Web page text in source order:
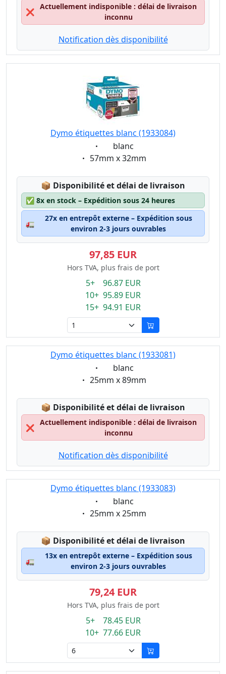
❌
Actuellement indisponible : délai de livraison
inconnu
Notification dès disponibilité
Dymo étiquettes blanc (1933084)
Eigenschaft:
blanc
Eigenschaft:
57mm x 32mm
📦 Lagerstatus:
Disponibilité et délai de livraison
✅ 8x en stock – Expédition sous 24 heures
🚛
27x en entrepôt externe – Expédition sous
environ 2-3 jours ouvrables
97,85 EUR
Hors TVA, plus frais de port
5+ 96.87 EUR
10+ 95.89 EUR
15+ 94.91 EUR
Dymo étiquettes blanc (1933081)
Eigenschaft:
blanc
Eigenschaft:
25mm x 89mm
📦 Lagerstatus:
Disponibilité et délai de livraison
❌
Actuellement indisponible : délai de livraison
inconnu
Notification dès disponibilité
Dymo étiquettes blanc (1933083)
Eigenschaft:
blanc
Eigenschaft:
25mm x 25mm
📦 Lagerstatus:
Disponibilité et délai de livraison
🚛
13x en entrepôt externe – Expédition sous
environ 2-3 jours ouvrables
79,24 EUR
Hors TVA, plus frais de port
5+ 78.45 EUR
10+ 77.66 EUR